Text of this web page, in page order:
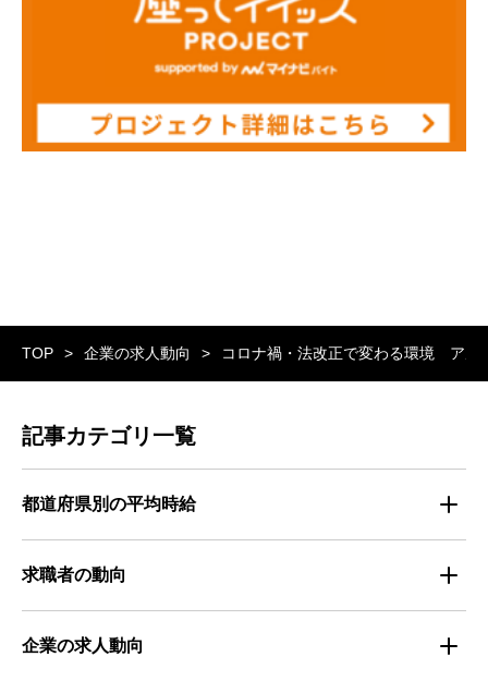
TOP 企業の求人動向 コロナ禍・法改正で変わる環境 アル
記事カテゴリ一覧
都道府県別の平均時給
都道府県別・職種別の平均時給
求職者の動向
仕事探しのトレンド
企業の求人動向